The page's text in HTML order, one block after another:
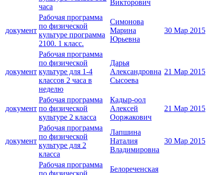
часа
Викторович
документ
Рабочая программа
по физической
культуре программа
2100. 1 класс.
Симонова
Марина
Юрьевна
30 Мар 2015
документ
Рабочая программа
по физической
культуре для 1-4
классов 2 часа в
неделю
Дарья
Александровна
Сысоева
21 Мар 2015
документ
Рабочая программа
по физической
культуре 2 класса
Кадыр-оол
Алексей
Ооржакович
21 Мар 2015
документ
Рабочая программа
по физической
культуре для 2
класса
Лапшина
Наталия
Владимировна
30 Мар 2015
Рабочая программа
Белореченская